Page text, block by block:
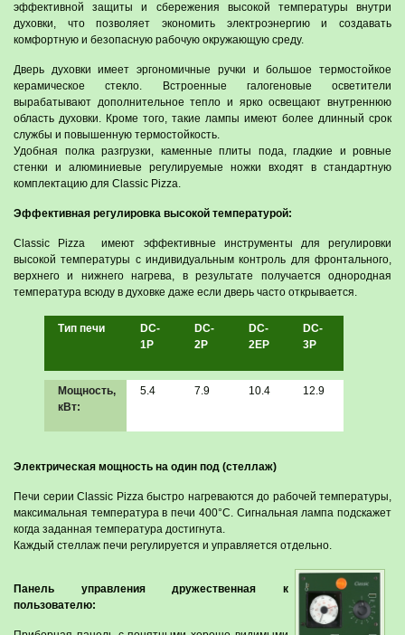
эффективной защиты и сбережения высокой температуры внутри
духовки, что позволяет экономить электроэнергию и создавать
комфортную и безопасную рабочую окружающую среду.
Дверь духовки имеет эргономичные ручки и большое термостойкое
керамическое стекло. Встроенные галогеновые осветители
вырабатывают дополнительное тепло и ярко освещают внутреннюю
область духовки. Кроме того, такие лампы имеют более длинный срок
службы и повышенную термостойкость.
Удобная полка разгрузки, каменные плиты пода, гладкие и ровные
стенки и алюминиевые регулируемые ножки входят в стандартную
комплектацию для Classic Pizza.
Эффективная регулировка высокой температурой:
Classic Pizza имеют эффективные инструменты для регулировки
высокой температуры с индивидуальным контроль для фронтального,
верхнего и нижнего нагрева, в результате получается однородная
температура всюду в духовке даже если дверь часто открывается.
Тип печи
DC-
1P
DC-
2P
DC-
2EP
DC-
3P
Мощность,
кВт:
5.4 7.9 10.4 12.9
Электрическая мощность на один под (стеллаж)
Печи серии Classic Pizza быстро нагреваются до рабочей температуры,
максимальная температура в печи 400°C. Сигнальная лампа подскажет
когда заданная температура достигнута.
Каждый стеллаж печи регулируется и управляется отдельно.
Панель управления дружественная к
пользователю: